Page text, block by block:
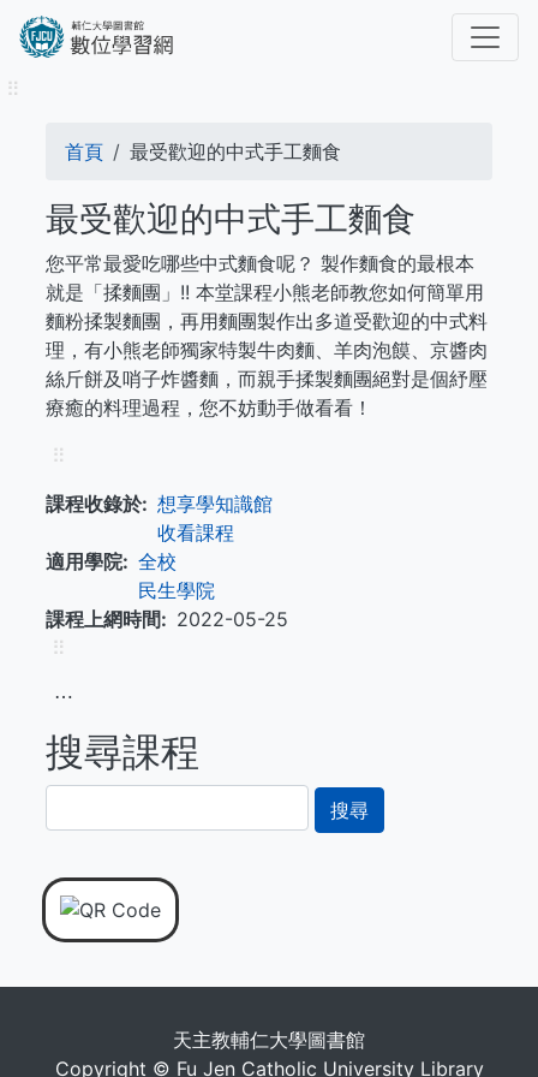
內
⠿
導
連
結
首頁 最受歡迎的中式手工麵食
最受歡迎的中式手工麵食
您平常最愛吃哪些中式麵食呢？ 製作麵食的最根本
就是「揉麵團」!! 本堂課程小熊老師教您如何簡單用
麵粉揉製麵團，再用麵團製作出多道受歡迎的中式料
理，有小熊老師獨家特製牛肉麵、羊肉泡饃、京醬肉
絲斤餅及哨子炸醬麵，而親手揉製麵團絕對是個紓壓
療癒的料理過程，您不妨動手做看看！
⠿
課程收錄於
想享學知識館
收看課程
適用學院
全校
民生學院
課程上網時間
2022-05-25
⠿
⋯
搜尋課程
尋
天主教輔仁大學圖書館
Copyright © Fu Jen Catholic University Library